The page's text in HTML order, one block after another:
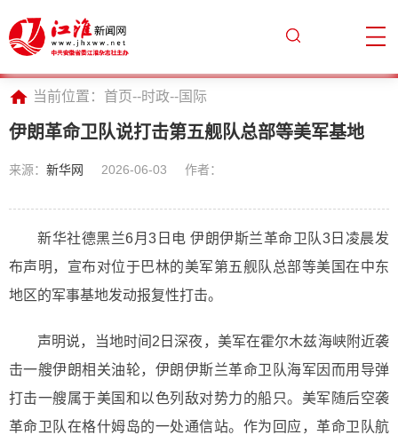
当前位置： 首页--时政--国际
伊朗革命卫队说打击第五舰队总部等美军基地
来源： 新华网 2026-06-03 作者：
新华社德黑兰6月3日电 伊朗伊斯兰革命卫队3日凌晨发
布声明，宣布对位于巴林的美军第五舰队总部等美国在中东
地区的军事基地发动报复性打击。
声明说，当地时间2日深夜，美军在霍尔木兹海峡附近袭
击一艘伊朗相关油轮，伊朗伊斯兰革命卫队海军因而用导弹
打击一艘属于美国和以色列敌对势力的船只。美军随后空袭
革命卫队在格什姆岛的一处通信站。作为回应，革命卫队航